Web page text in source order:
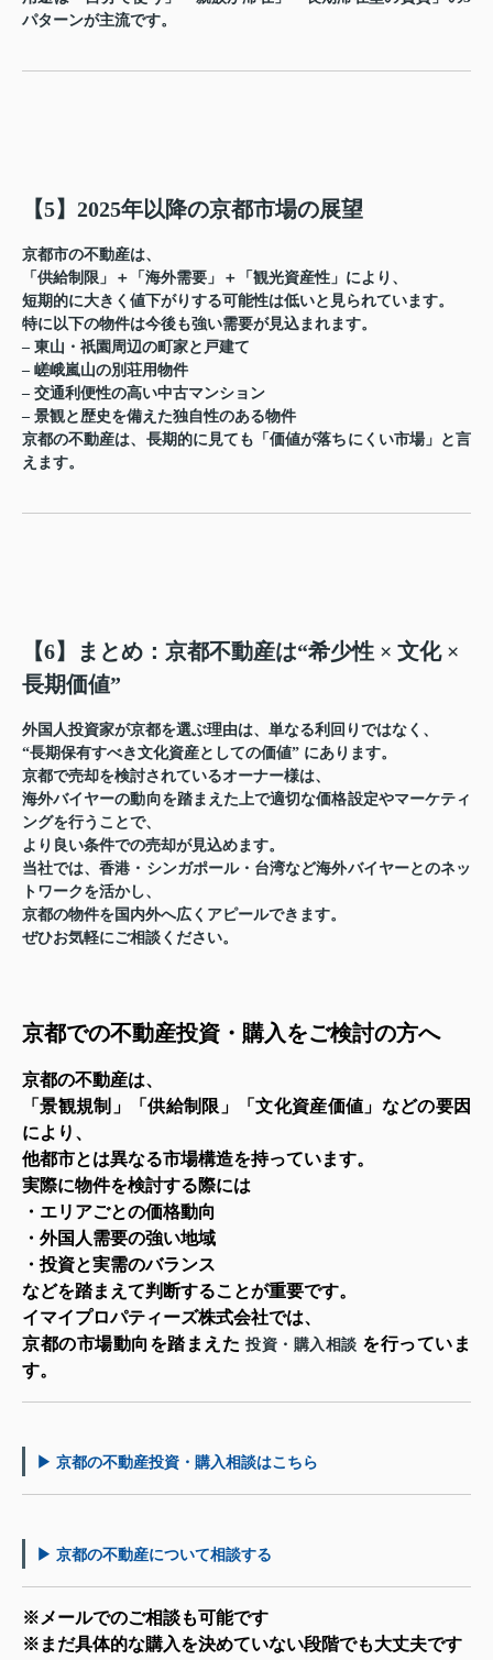
パターンが主流です。
【5】2025年以降の京都市場の展望
京都市の不動産は、
「供給制限」＋「海外需要」＋「観光資産性」により、
短期的に大きく値下がりする可能性は低いと見られています。
特に以下の物件は今後も強い需要が見込まれます。
– 東山・祇園周辺の町家と戸建て
– 嵯峨嵐山の別荘用物件
– 交通利便性の高い中古マンション
– 景観と歴史を備えた独自性のある物件
京都の不動産は、長期的に見ても「価値が落ちにくい市場」と言
えます。
【6】まとめ：京都不動産は“希少性 × 文化 ×
長期価値”
外国人投資家が京都を選ぶ理由は、単なる利回りではなく、
“長期保有すべき文化資産としての価値” にあります。
京都で売却を検討されているオーナー様は、
海外バイヤーの動向を踏まえた上で適切な価格設定やマーケティ
ングを行うことで、
より良い条件での売却が見込めます。
当社では、香港・シンガポール・台湾など海外バイヤーとのネッ
トワークを活かし、
京都の物件を国内外へ広くアピールできます。
ぜひお気軽にご相談ください。
京都での不動産投資・購入をご検討の方へ
京都の不動産は、
「景観規制」「供給制限」「文化資産価値」などの要因
により、
他都市とは異なる市場構造を持っています。
実際に物件を検討する際には
・エリアごとの価格動向
・外国人需要の強い地域
・投資と実需のバランス
などを踏まえて判断することが重要です。
イマイプロパティーズ株式会社では、
京都の市場動向を踏まえた 投資・購入相談 を行っていま
す。
▶ 京都の不動産投資・購入相談はこちら
▶ 京都の不動産について相談する
※メールでのご相談も可能です
※まだ具体的な購入を決めていない段階でも大丈夫です